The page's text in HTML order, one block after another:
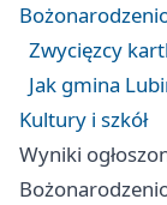
Zwycięzcy
Jak gmina
Kultury i szkół
Wyniki